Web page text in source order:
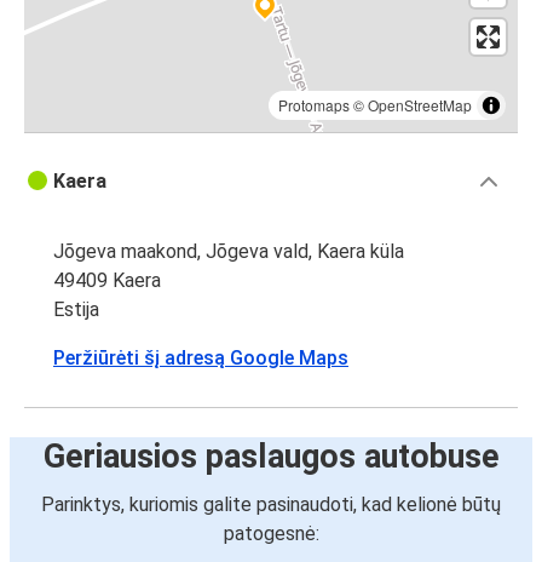
Protomaps©OpenStreetMap
Kaera
Jõgeva maakond, Jõgeva vald, Kaera küla
49409 Kaera
Estija
Peržiūrėti šį adresą Google Maps
Geriausios paslaugos autobuse
Parinktys, kuriomis galite pasinaudoti, kad kelionė būtų
patogesnė: